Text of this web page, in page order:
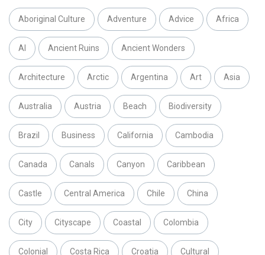
Aboriginal Culture Adventure Advice Africa
AI Ancient Ruins Ancient Wonders
Architecture Arctic Argentina Art Asia
Australia Austria Beach Biodiversity
Brazil Business California Cambodia
Canada Canals Canyon Caribbean
Castle Central America Chile China
City Cityscape Coastal Colombia
Colonial Costa Rica Croatia Cultural